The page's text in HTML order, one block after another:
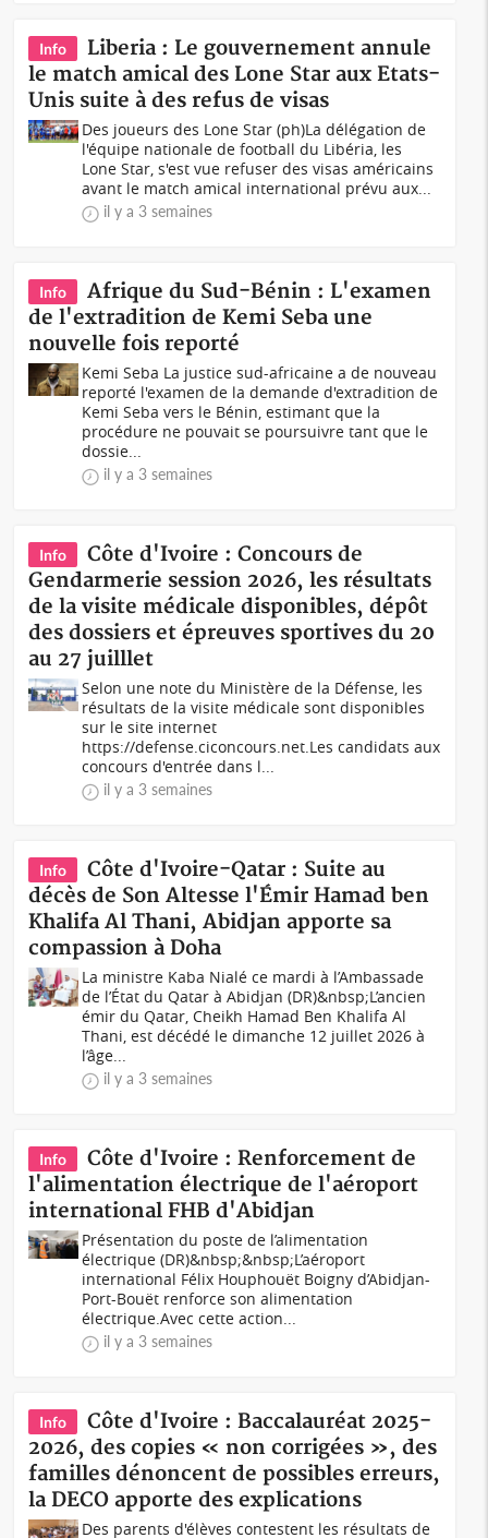
Info
Liberia : Le gouvernement annule
le match amical des Lone Star aux Etats-
Unis suite à des refus de visas
Des joueurs des Lone Star (ph)La délégation de
l'équipe nationale de football du Libéria, les
Lone Star, s'est vue refuser des visas américains
avant le match amical international prévu aux...
il y a 3 semaines
Info
Afrique du Sud-Bénin : L'examen
de l'extradition de Kemi Seba une
nouvelle fois reporté
Kemi Seba La justice sud-africaine a de nouveau
reporté l'examen de la demande d'extradition de
Kemi Seba vers le Bénin, estimant que la
procédure ne pouvait se poursuivre tant que le
dossie...
il y a 3 semaines
Info
Côte d'Ivoire : Concours de
Gendarmerie session 2026, les résultats
de la visite médicale disponibles, dépôt
des dossiers et épreuves sportives du 20
au 27 juilllet
Selon une note du Ministère de la Défense, les
résultats de la visite médicale sont disponibles
sur le site internet
https://defense.ciconcours.net.Les candidats aux
concours d'entrée dans l...
il y a 3 semaines
Info
Côte d'Ivoire-Qatar : Suite au
décès de Son Altesse l'Émir Hamad ben
Khalifa Al Thani, Abidjan apporte sa
compassion à Doha
La ministre Kaba Nialé ce mardi à l’Ambassade
de l’État du Qatar à Abidjan (DR)&nbsp;L’ancien
émir du Qatar, Cheikh Hamad Ben Khalifa Al
Thani, est décédé le dimanche 12 juillet 2026 à
l’âge...
il y a 3 semaines
Info
Côte d'Ivoire : Renforcement de
l'alimentation électrique de l'aéroport
international FHB d'Abidjan
Présentation du poste de l’alimentation
électrique (DR)&nbsp;&nbsp;L’aéroport
international Félix Houphouët Boigny d’Abidjan-
Port-Bouët renforce son alimentation
électrique.Avec cette action...
il y a 3 semaines
Info
Côte d'Ivoire : Baccalauréat 2025-
2026, des copies « non corrigées », des
familles dénoncent de possibles erreurs,
la DECO apporte des explications
Des parents d'élèves contestent les résultats de